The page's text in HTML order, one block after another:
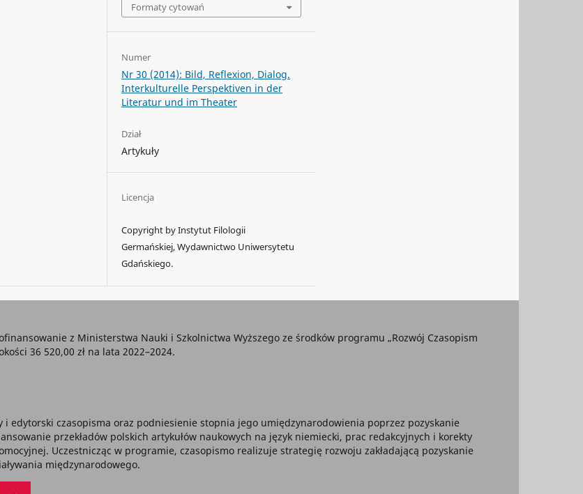
Formaty cytowań
Numer
Nr 30 (2014): Bild, Reflexion, Dialog.
Interkulturelle Perspektiven in der
Literatur und im Theater
Dział
Artykuły
Licencja
Copyright by Instytut Filologii
Germańskiej, Wydawnictwo Uniwersytetu
Gdańskiego.
z Ministerstwa Nauki i Szkolnictwa Wyższego ze środków programu „Rozwój Czasopism
36 520,00 zł na lata 2022–2024.
i edytorski czasopisma oraz podniesienie stopnia jego umiędzynarodowienia poprzez pozyskanie
przekładów polskich artykułów naukowych na język niemiecki, prac redakcyjnych i korekty
Uczestnicząc w programie, czasopismo realizuje strategię rozwoju zakładającą pozyskanie
międzynarodowego.